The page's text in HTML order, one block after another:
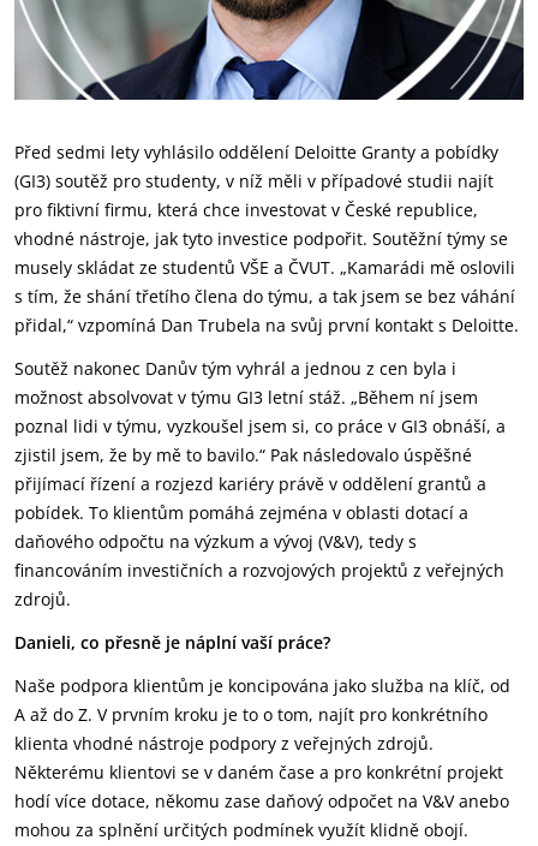
Před sedmi lety vyhlásilo oddělení Deloitte Granty a pobídky
(GI3) soutěž pro studenty, v níž měli v případové studii najít
pro fiktivní firmu, která chce investovat v České republice,
vhodné nástroje, jak tyto investice podpořit. Soutěžní týmy se
musely skládat ze studentů VŠE a ČVUT. „Kamarádi mě oslovili
s tím, že shání třetího člena do týmu, a tak jsem se bez váhání
přidal,“ vzpomíná Dan Trubela na svůj první kontakt s Deloitte.
Soutěž nakonec Danův tým vyhrál a jednou z cen byla i
možnost absolvovat v týmu GI3 letní stáž. „Během ní jsem
poznal lidi v týmu, vyzkoušel jsem si, co práce v GI3 obnáší, a
zjistil jsem, že by mě to bavilo.“ Pak následovalo úspěšné
přijímací řízení a rozjezd kariéry právě v oddělení grantů a
pobídek. To klientům pomáhá zejména v oblasti dotací a
daňového odpočtu na výzkum a vývoj (V&V), tedy s
financováním investičních a rozvojových projektů z veřejných
zdrojů.
Danieli, co přesně je náplní vaší práce?
Naše podpora klientům je koncipována jako služba na klíč, od
A až do Z. V prvním kroku je to o tom, najít pro konkrétního
klienta vhodné nástroje podpory z veřejných zdrojů.
Některému klientovi se v daném čase a pro konkrétní projekt
hodí více dotace, někomu zase daňový odpočet na V&V anebo
mohou za splnění určitých podmínek využít klidně obojí.